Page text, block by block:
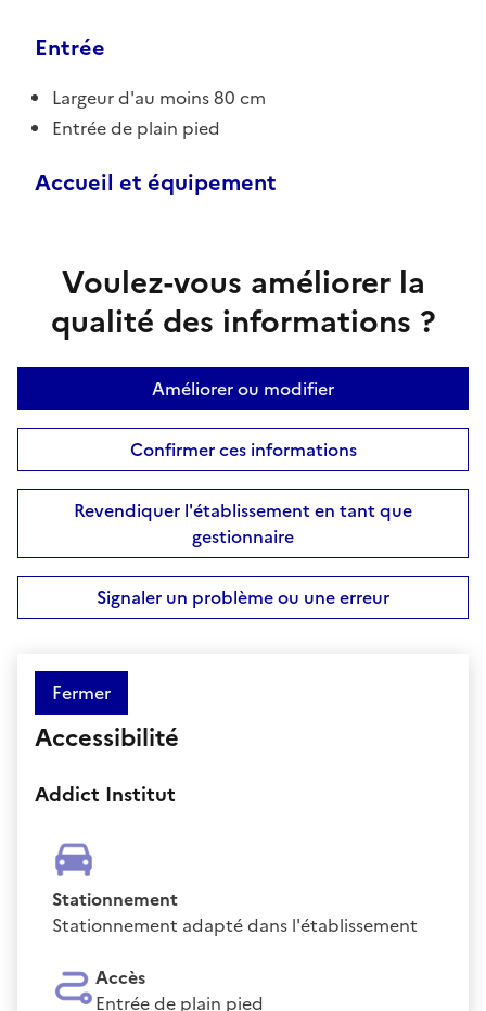
Entrée
Largeur d'au moins 80 cm
Entrée de plain pied
Accueil et équipement
Voulez-vous améliorer la
qualité des informations ?
Améliorer ou modifier
Confirmer ces informations
Revendiquer l'établissement en tant que
gestionnaire
Signaler un problème ou une erreur
Fermer
Accessibilité
Addict Institut
Stationnement
Stationnement adapté dans l'établissement
Accès
Entrée de plain pied